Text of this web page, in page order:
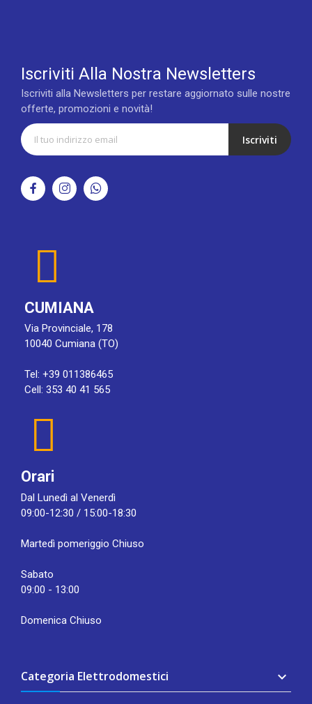
Iscriviti Alla Nostra Newsletters
Iscriviti alla Newsletters per restare aggiornato sulle nostre
offerte, promozioni e novità!
Iscriviti
CUMIANA
Via Provinciale, 178
10040 Cumiana (TO)
Tel: +39 011386465
Cell: 353 40 41 565
Orari
Dal Lunedì al Venerdì
09:00-12:30 / 15:00-18:30
Martedì pomeriggio Chiuso
Sabato
09:00 - 13:00
Domenica Chiuso
Categoria Elettrodomestici 